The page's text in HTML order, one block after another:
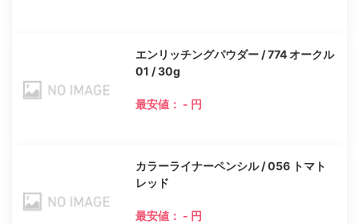
エンリッチングパウダー / 774 オークル
01 / 30g
最安値： - 円
カラーライナーペンシル / 056 トマト
レッド
最安値： - 円